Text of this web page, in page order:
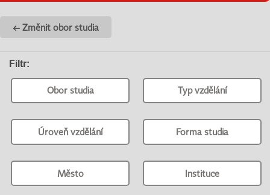
← Změnit obor studia
Filtr:
Obor studia Typ vzdělání
Úroveň vzdělání Forma studia
Město Instituce